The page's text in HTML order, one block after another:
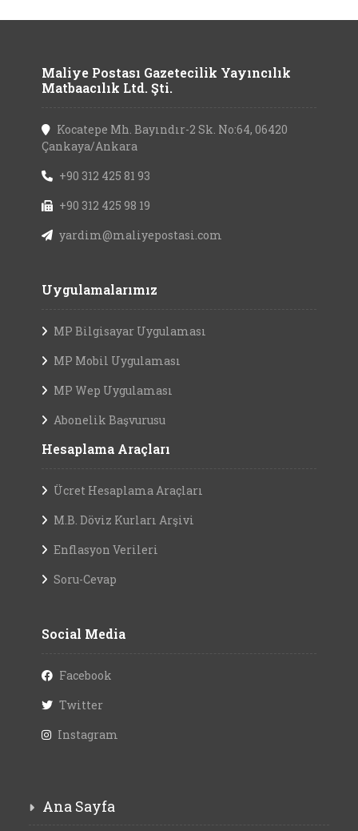
Maliye Postası Gazetecilik Yayıncılık
Matbaacılık Ltd. Şti.
Kocatepe Mh. Bayındır-2 Sk. No:64, 06420
Çankaya/Ankara
+90 312 425 81 93
+90 312 425 98 19
yardim@maliyepostasi.com
Uygulamalarımız
MP Bilgisayar Uygulaması
MP Mobil Uygulaması
MP Wep Uygulaması
Abonelik Başvurusu
Hesaplama Araçları
Ücret Hesaplama Araçları
M.B. Döviz Kurları Arşivi
Enflasyon Verileri
Soru-Cevap
Social Media
Facebook
Twitter
Instagram
Ana Sayfa